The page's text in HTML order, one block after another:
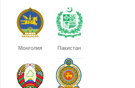
Монголия Пакистан